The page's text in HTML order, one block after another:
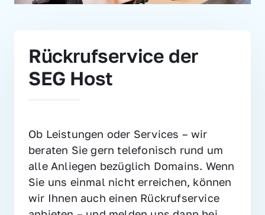
Rückrufservice der
SEG Host
Ob Leistungen oder Services – wir
beraten Sie gern telefonisch rund um
alle Anliegen bezüglich Domains. Wenn
Sie uns einmal nicht erreichen, können
wir Ihnen auch einen Rückrufservice